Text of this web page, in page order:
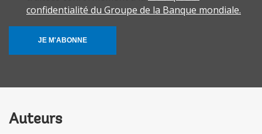
confidentialité du Groupe de la Banque mondiale.
JE M'ABONNE
Auteurs